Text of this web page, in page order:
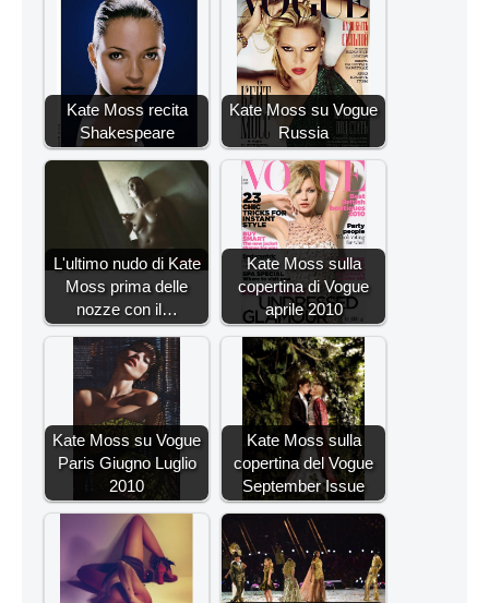
Kate Moss recita
Shakespeare
Kate Moss su Vogue
Russia
L'ultimo nudo di Kate
Moss prima delle
nozze con il…
Kate Moss sulla
copertina di Vogue
aprile 2010
Kate Moss su Vogue
Paris Giugno Luglio
2010
Kate Moss sulla
copertina del Vogue
September Issue